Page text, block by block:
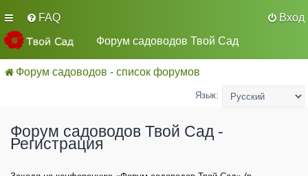
FAQ
Вход
Форум садоводов Твой Сад
Форум садоводов - список форумов
Язык:
Форум садоводов Твой Сад -
Регистрация